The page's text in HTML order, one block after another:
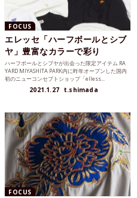
FOCUS
エレッセ「ハーフボールとシブ
ヤ」豊富なカラーで彩り
ハーフボールとシブヤが出会った限定アイテム RA
YARD MIYASHITA PARK内に昨年オープンした国内
初のニューコンセプトショップ「elless...
2021.1.27 t.shimada
FOCUS